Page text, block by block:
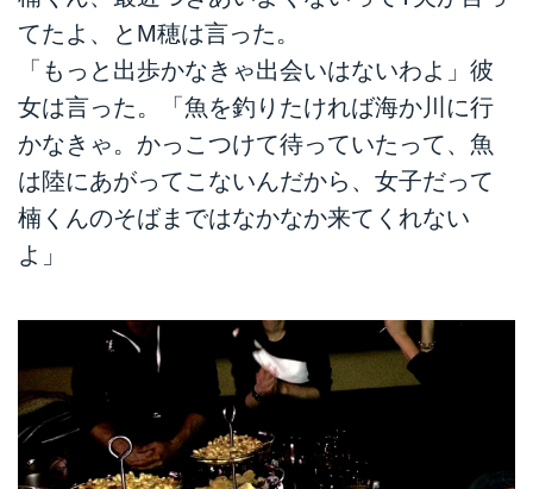
てたよ、とM穂は言った。
「もっと出歩かなきゃ出会いはないわよ」彼
女は言った。「魚を釣りたければ海か川に行
かなきゃ。かっこつけて待っていたって、魚
は陸にあがってこないんだから、女子だって
楠くんのそばまではなかなか来てくれない
よ」